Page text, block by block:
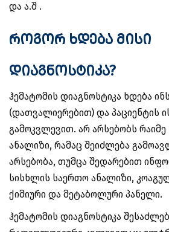
და ა.შ .
როგორ ხდება მისი
დიაგნოსტიკა?
ჰემატომის დიაგნოსტიკა ხდება
(დათვალიერებით) და პაციენტის
გამოკვლევით. არ არსებობს რაიმე
ანალიზი, რამაც შეიძლება
არსებობა, თუმცა შედარებით
სისხლის საერთო ანალიზი,
ქიმიური და მეტაბოლური პანელი.
ჰემატომის დიაგნოსტიკა